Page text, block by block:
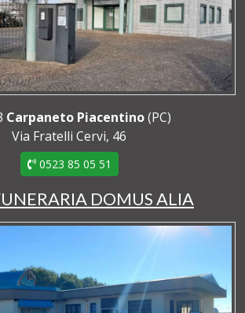
Carpaneto Piacentino(PC)
Via Fratelli Cervi, 46
0523 85 05 51
DOMUS ALIA